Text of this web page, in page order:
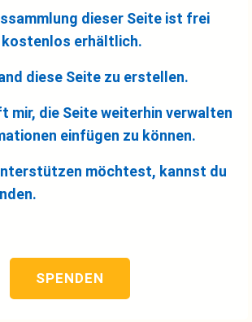
dieser Seite ist frei
kostenlos erhältlich.
diese Seite zu erstellen.
mir, die Seite weiterhin verwalten
einfügen zu können.
möchtest, kannst du
SPENDEN